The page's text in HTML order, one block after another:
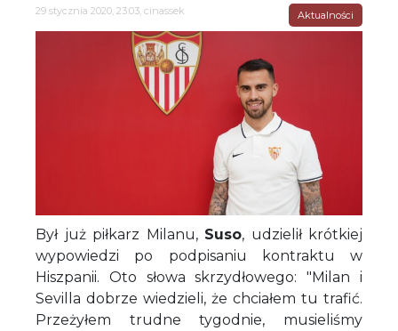
29 stycznia 2020, 23:03, cinassek Aktualności
Był już piłkarz Milanu, Suso, udzielił krótkiej
wypowiedzi po podpisaniu kontraktu w
Hiszpanii. Oto słowa skrzydłowego: "Milan i
Sevilla dobrze wiedzieli, że chciałem tu trafić.
Przeżyłem trudne tygodnie, musieliśmy